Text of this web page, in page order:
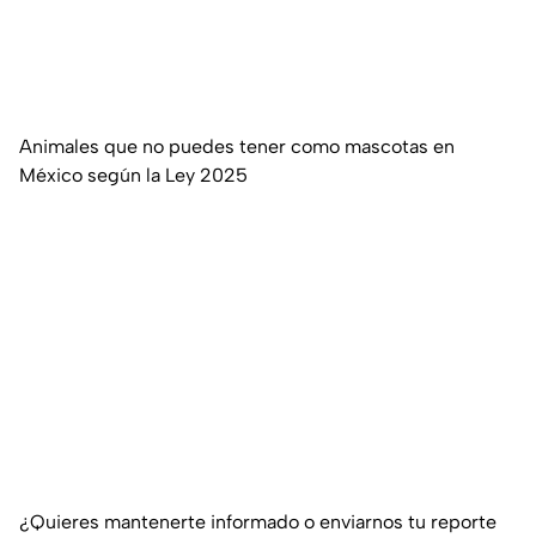
Animales que no puedes tener como mascotas en
México según la Ley 2025
¿Quieres mantenerte informado o enviarnos tu reporte